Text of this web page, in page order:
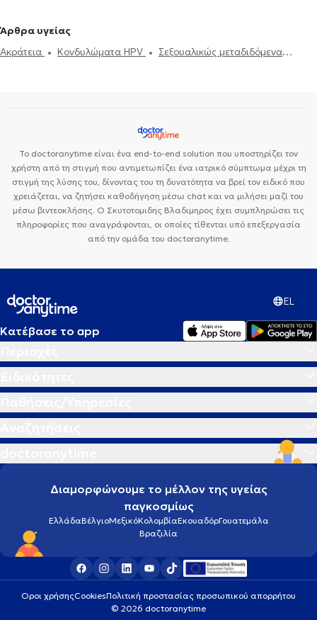
έλεγχος
Υδροκήλη
προστάτη
Σπερμοδιάγραμμα
Πέτρα στα νεφρά
Άρθρα υγείας
Ακράτεια
Κονδυλώματα HPV
Σεξουαλικώς μεταδιδόμενα
Το doctoranytime είναι ένα end-to-end solution που υποστηρίζει τον
χρήστη από τη στιγμή που αντιμετωπίζει ένα ιατρικό σύμπτωμα μέχρι τη
στιγμή της λύσης του, δίνοντας του τη δυνατότητα να βρεί τον ειδικό που
χρειάζεται, να ζητήσει καθοδήγηση μέσω chat και να μιλήσει μαζί του
μέσω βιντεοκλήσης. Ο Σκυτοτομιδης Βλαδιμηρος έχει συμπληρώσει τις
πληροφορίες που αναγράφονται, οι οποίες τίθενται υπό επεξεργασία
από την ομάδα του doctoranytime.
EL
Κατέβασε το app
Διαμορφώνουμε το μέλλον της υγείας
παγκοσμίως
ΕλλάδαΒέλγιοΜεξικόΚολομβίαΕκουαδόρΓουατεμάλα
Βραζιλία
Οροι χρήσηςCookiesΠολιτική προστασίας προσωπικού απορρήτου
© 2026 doctoranytime